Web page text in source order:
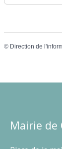
© Direction de
Mairie de